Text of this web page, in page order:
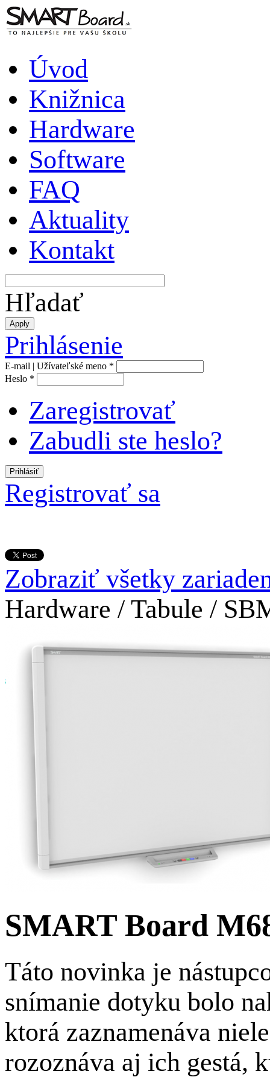
Úvod
Knižnica
Hardware
Software
FAQ
Aktuality
Kontakt
Hľadať
Prihlásenie
E-mail | Užívateľské meno *
Heslo *
Zaregistrovať
Zabudli ste heslo?
Registrovať sa
Zobraziť všetky
Hardware / Tabule /
SMART Board
Táto novinka je
snímanie dotyku bolo
ktorá zaznamenáva
rozoznáva aj ich gestá,